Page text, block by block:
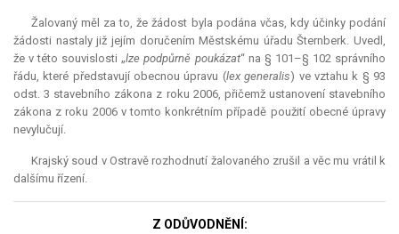
Žalovaný měl za to, že žádost byla podána včas, kdy účinky podání
žádosti nastaly již jejím doručením Městskému úřadu Šternberk. Uvedl,
že v této souvislosti „lze podpůrně poukázat“ na § 101–§ 102 správního
řádu, které představují obecnou úpravu (lex generalis) ve vztahu k § 93
odst. 3 stavebního zákona z roku 2006, přičemž ustanovení stavebního
zákona z roku 2006 v tomto konkrétním případě použití obecné úpravy
nevylučují.
Krajský soud v Ostravě rozhodnutí žalovaného zrušil a věc mu vrátil k
dalšímu řízení.
Z ODŮVODNĚNÍ: